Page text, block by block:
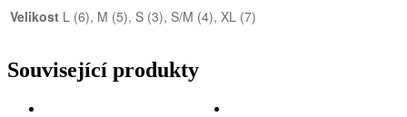
Velikost L (6), M (5), S (3), S/M (4), XL (7)
Související produkty